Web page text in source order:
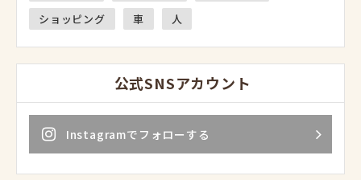
ショッピング
車 人
公式SNSアカウント
Instagramでフォローする